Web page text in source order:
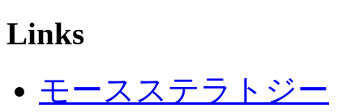
Links
モースステラトジー